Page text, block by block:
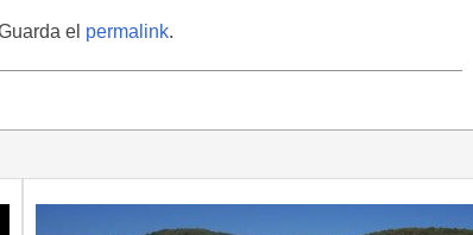
el permalink.